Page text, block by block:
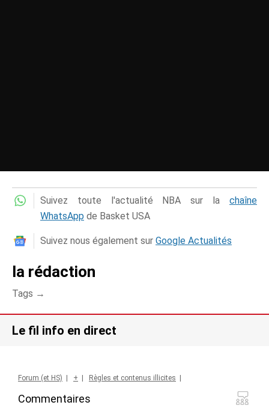
Suivez toute l'actualité NBA sur la chaîne
WhatsApp de Basket USA
Suivez nous également sur Google Actualités
la rédaction
Tags →
Le fil info en direct
Commentaires
Forum (et HS) | + | Règles et contenus illicites |